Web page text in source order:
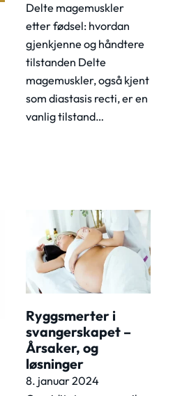
Delte magemuskler
etter fødsel: hvordan
gjenkjenne og håndtere
tilstanden Delte
magemuskler, også kjent
som diastasis recti, er en
vanlig tilstand…
Ryggsmerter i
svangerskapet –
Årsaker, og
løsninger
8. januar 2024